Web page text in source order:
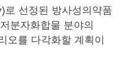
로 선정된 방사성의약품
분자화합물 분야의
오를 다각화할 계획이